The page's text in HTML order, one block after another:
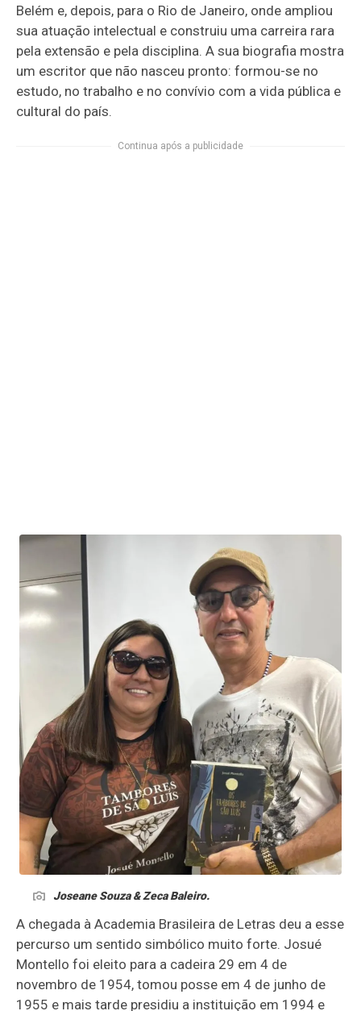
Belém e, depois, para o Rio de Janeiro, onde ampliou
sua atuação intelectual e construiu uma carreira rara
pela extensão e pela disciplina. A sua biografia mostra
um escritor que não nasceu pronto: formou-se no
estudo, no trabalho e no convívio com a vida pública e
cultural do país.
Continua após a publicidade
Joseane Souza & Zeca Baleiro.
A chegada à Academia Brasileira de Letras deu a esse
percurso um sentido simbólico muito forte. Josué
Montello foi eleito para a cadeira 29 em 4 de
novembro de 1954, tomou posse em 4 de junho de
1955 e mais tarde presidiu a instituição em 1994 e